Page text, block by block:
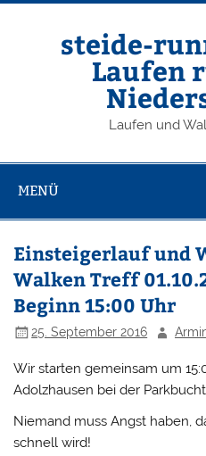
Zum
steide-
Laufen
Laufen und
MENÜ
Einsteigerlauf und
Walken Treff
Beginn 15:00 Uhr
25. September 2016
Wir starten gemeinsam um
Adolzhausen bei der
Niemand muss Angst haben,
schnell wird!